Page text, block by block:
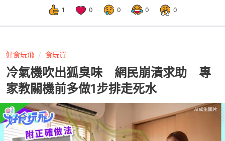
1 0 0 0 0
好食玩飛 食玩買
冷氣機吹出狐臭味 網民崩潰求助 專
家教關機前多做1步排走死水